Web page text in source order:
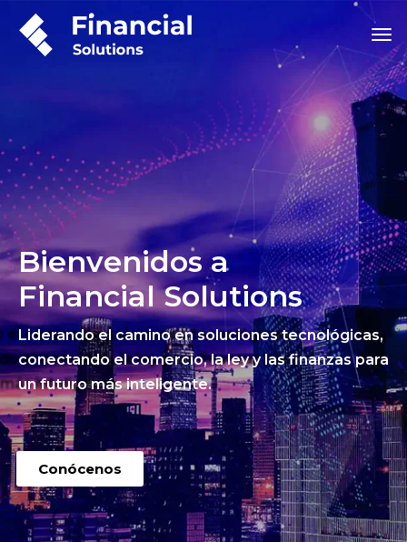
Bienvenidos a
Financial Solutions
Liderando el camino en soluciones tecnológicas,
conectando el comercio, la ley y las finanzas para
un futuro más inteligente.
Conócenos